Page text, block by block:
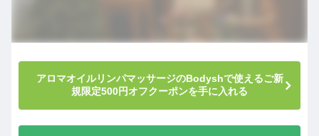
アロマオイルリンパマッサージのBodyshで使えるご新
規限定500円オフクーポンを手に入れる